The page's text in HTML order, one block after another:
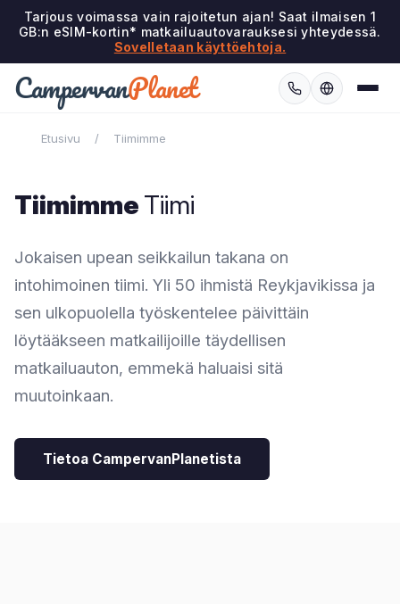
Tarjous voimassa vain rajoitetun ajan! Saat ilmaisen 1
GB:n eSIM-kortin* matkailuautovarauksesi yhteydessä.
Sovelletaan käyttöehtoja.
CampervanPlanet
Etusivu / Tiimimme
Tiimimme Tiimi
Jokaisen upean seikkailun takana on
intohimoinen tiimi. Yli 50 ihmistä Reykjavikissa ja
sen ulkopuolella työskentelee päivittäin
löytääkseen matkailijoille täydellisen
matkailuauton, emmekä haluaisi sitä
muutoinkaan.
Tietoa CampervanPlanetista